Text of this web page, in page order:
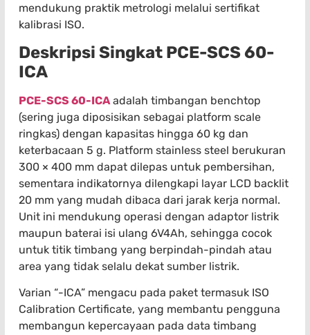
mendukung praktik metrologi melalui sertifikat
kalibrasi ISO.
Deskripsi Singkat PCE-SCS 60-
ICA
PCE-SCS 60-ICAadalah timbangan benchtop
(sering juga diposisikan sebagai platform scale
ringkas) dengan kapasitas hingga 60 kg dan
keterbacaan 5 g. Platform stainless steel berukuran
300 × 400 mm dapat dilepas untuk pembersihan,
sementara indikatornya dilengkapi layar LCD backlit
20 mm yang mudah dibaca dari jarak kerja normal.
Unit ini mendukung operasi dengan adaptor listrik
maupun baterai isi ulang 6V4Ah, sehingga cocok
untuk titik timbang yang berpindah-pindah atau
area yang tidak selalu dekat sumber listrik.
Varian “-ICA” mengacu pada paket termasuk ISO
Calibration Certificate, yang membantu pengguna
membangun kepercayaan pada data timbang